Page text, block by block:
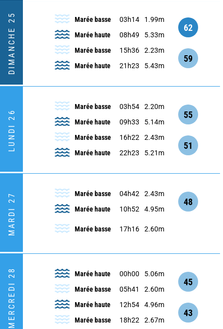
DIMANCHE 25 Marée basse 03h14
1.99m
Marée haute
08h49 5.33m
62
Marée basse 15h36
2.23m
Marée haute
21h23 5.43m
59
LUNDI 26
Marée basse 03h54
2.20m
Marée haute
09h33 5.14m
55
Marée basse 16h22
2.43m
Marée haute
22h23 5.21m
51
MARDI 27 Marée basse 04h42
2.43m
Marée haute
10h52 4.95m
48
Marée basse 17h16 2.60m
MERCREDI 28 Marée haute 00h00
5.06m
Marée basse
05h41 2.60m
45
Marée haute 12h54
4.96m
Marée basse
18h22 2.67m
43